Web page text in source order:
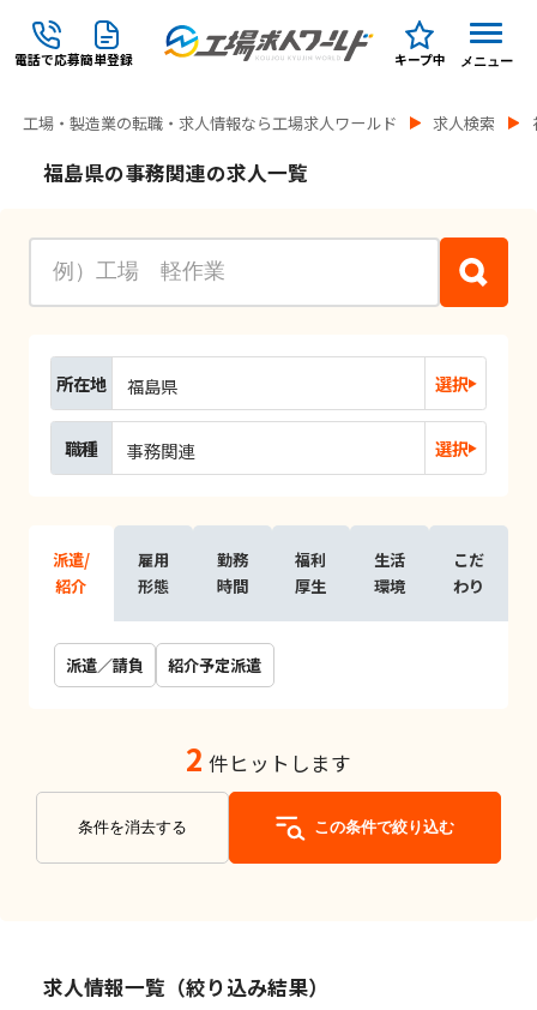
電話で応募簡単登録 キープ中 メニュー
工場・製造業の転職・求人情報なら工場求人ワールド 求人検索
福島県の事務関連の求人一覧
所在地 福島県 選択
職種 事務関連 選択
派遣/
紹介
雇用
形態
勤務
時間
福利
厚生
生活
環境
こだ
わり
派遣／請負 紹介予定派遣
2 件ヒットします
条件を消去する この条件で絞り込む
求人情報一覧（絞り込み結果）